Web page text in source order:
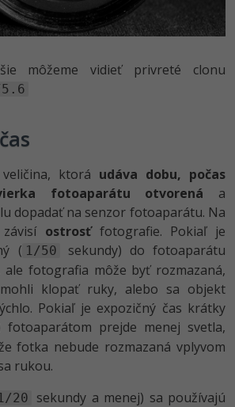
môžeme vidieť privreté clonu
ktorá udáva dobu, počas
fotoaparátu otvorená a
dopadať na senzor fotoaparátu. Na
ostrosťfotografie. Pokiaľ je
( 1/50
sekundy) do fotoaparátu
ale fotografia môže byť rozmazaná,
klopať ruky, alebo sa objekt
Pokiaľ je expozičný čas krátky
fotoaparátom prejde menej svetla,
fotka nebude rozmazaná vplyvom
rukou.
20
sekundy a menej) sa používajú